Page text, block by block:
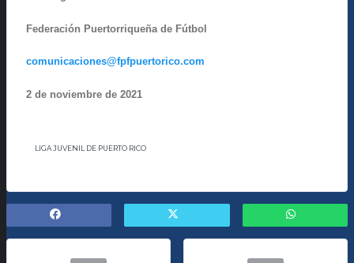
Federación Puertorriqueña de Fútbol
comunicaciones@fpfpuertorico.com
2 de noviembre de 2021
LIGA JUVENIL DE PUERTO RICO